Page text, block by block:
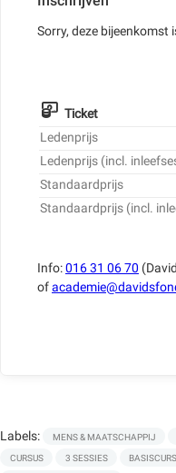
Sorry, deze bijeenkomst
Ticket
Ledenprijs
Ledenprijs (incl.
Standaardprijs
Standaardprijs (incl.
Info:016 31 06 70
of
Labels: MENS & MAATSCHAPPIJ
CURSUS 3 SESSIES